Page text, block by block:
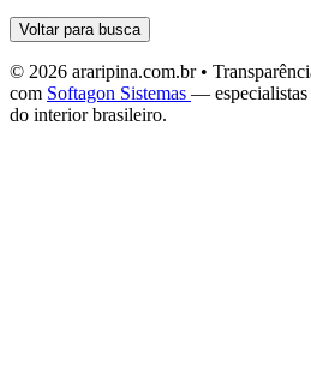
Voltar para busca
© 2026 araripina.com.br •
com Softagon Sistemas — especialistas
do interior brasileiro.